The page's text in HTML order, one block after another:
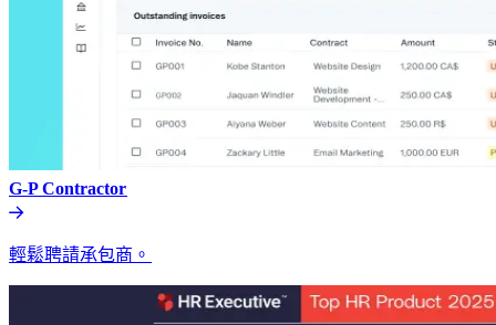
G-P Contractor​​
輕鬆聘請承包商。​​